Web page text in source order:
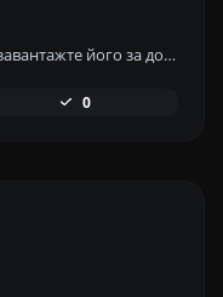
Створіть свій власний підпис і легко завантажте його за допомогою нашого інструменту генератора підписів для персоналізованих електронних підписів.
0